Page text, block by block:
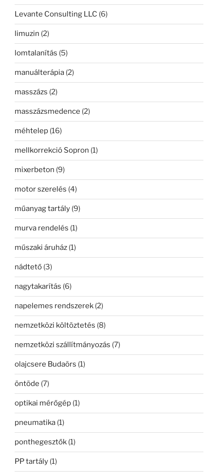
Levante Consulting LLC (6)
limuzin (2)
lomtalanítás (5)
manuálterápia (2)
masszázs (2)
masszázsmedence (2)
méhtelep (16)
mellkorrekció Sopron (1)
mixerbeton (9)
motor szerelés (4)
műanyag tartály (9)
murva rendelés (1)
műszaki áruház (1)
nádtető (3)
nagytakarítás (6)
napelemes rendszerek (2)
nemzetközi költöztetés (8)
nemzetközi szállítmányozás (7)
olajcsere Budaörs (1)
öntöde (7)
optikai mérőgép (1)
pneumatika (1)
ponthegesztők (1)
PP tartály (1)